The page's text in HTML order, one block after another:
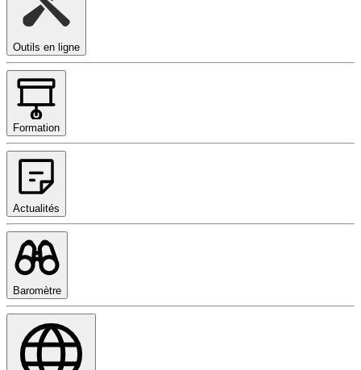
Outils en ligne
Formation
Actualités
Baromètre